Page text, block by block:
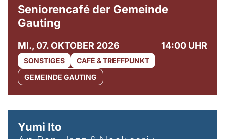
Seniorencafé der Gemeinde
Gauting
MI., 07. OKTOBER 2026 14:00 UHR
SONSTIGES
CAFÉ & TREFFPUNKT
GEMEINDE GAUTING
Yumi Ito